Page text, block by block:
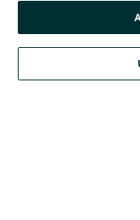
Kontynuując za
Regulamin